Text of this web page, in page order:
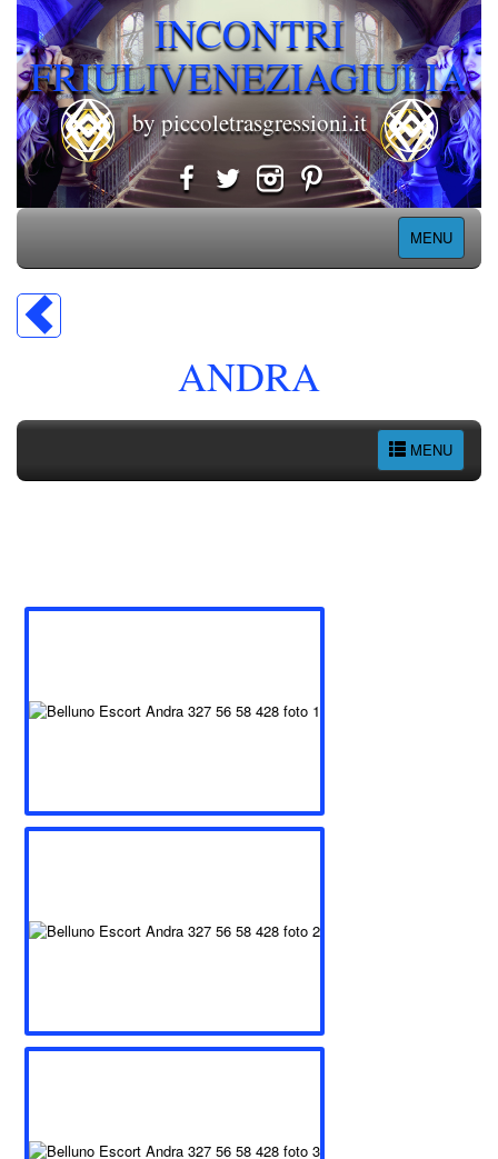
INCONTRI
FRIULIVENEZIAGIULIA
by piccoletrasgressioni.it
MENU
ANDRA
MENU